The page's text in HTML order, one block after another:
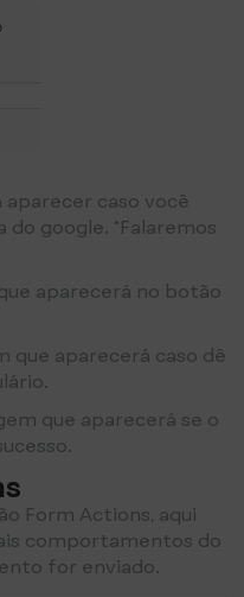
aparecer caso você
google. *Falaremos
aparecerá no botão
que aparecerá caso dê
que aparecerá se o
Form Actions, aqui
comportamentos do
for enviado.